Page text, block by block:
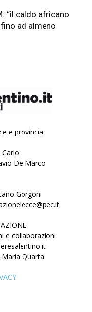
“il caldo africano
ad almeno
e provincia
Carlo
De Marco
Gorgoni
e collaborazioni
Quarta